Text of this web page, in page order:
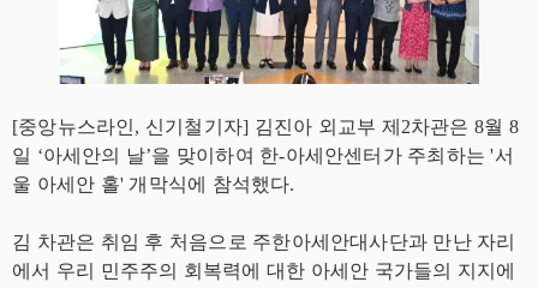
[중앙뉴스라인, 신기철기자] 김진아 외교부 제2차관은 8월 8
일 ‘아세안의 날’을 맞이하여 한-아세안센터가 주최하는 '서
울 아세안 홀' 개막식에 참석했다.
김 차관은 취임 후 처음으로 주한아세안대사단과 만난 자리
에서 우리 민주주의 회복력에 대한 아세안 국가들의 지지에